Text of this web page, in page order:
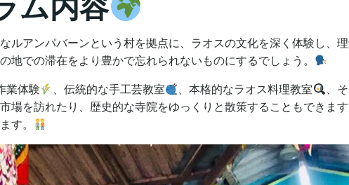
ルアンパバーンという村を拠点に、ラオスの文化を深く体験し、
地での滞在をより豊かで忘れられないものにするでしょう。
業体験
、伝統的な手工芸教室 、本格的なラオス料理教室 、
場を訪れたり、歴史的な寺院をゆっくりと散策することもできま
す。